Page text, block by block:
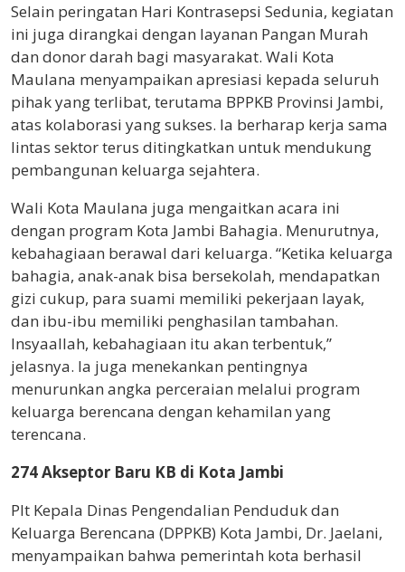
Selain peringatan Hari Kontrasepsi Sedunia, kegiatan
ini juga dirangkai dengan layanan Pangan Murah
dan donor darah bagi masyarakat. Wali Kota
Maulana menyampaikan apresiasi kepada seluruh
pihak yang terlibat, terutama BPPKB Provinsi Jambi,
atas kolaborasi yang sukses. Ia berharap kerja sama
lintas sektor terus ditingkatkan untuk mendukung
pembangunan keluarga sejahtera.
Wali Kota Maulana juga mengaitkan acara ini
dengan program Kota Jambi Bahagia. Menurutnya,
kebahagiaan berawal dari keluarga. “Ketika keluarga
bahagia, anak-anak bisa bersekolah, mendapatkan
gizi cukup, para suami memiliki pekerjaan layak,
dan ibu-ibu memiliki penghasilan tambahan.
Insyaallah, kebahagiaan itu akan terbentuk,”
jelasnya. Ia juga menekankan pentingnya
menurunkan angka perceraian melalui program
keluarga berencana dengan kehamilan yang
terencana.
274 Akseptor Baru KB di Kota Jambi
Plt Kepala Dinas Pengendalian Penduduk dan
Keluarga Berencana (DPPKB) Kota Jambi, Dr. Jaelani,
menyampaikan bahwa pemerintah kota berhasil